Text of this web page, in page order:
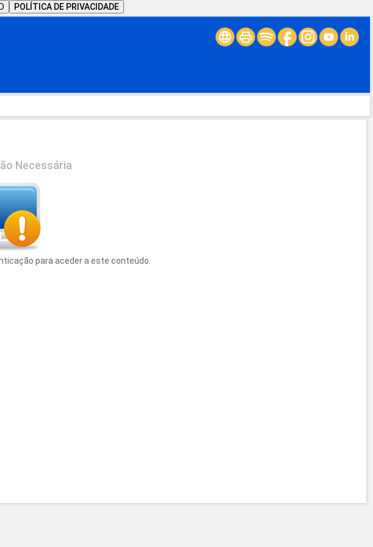
POLÍTICA DE PRIVACIDADE
Necessária
para aceder a este conteúdo.